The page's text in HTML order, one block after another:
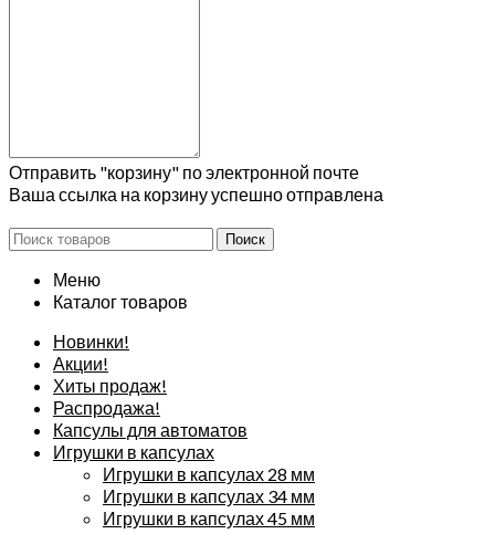
Отправить "корзину" по электронной почте
Ваша ссылка на корзину успешно отправлена
Поиск
Меню
Каталог товаров
Новинки!
Акции!
Хиты продаж!
Распродажа!
Капсулы для автоматов
Игрушки в капсулах
Игрушки в капсулах 28 мм
Игрушки в капсулах 34 мм
Игрушки в капсулах 45 мм